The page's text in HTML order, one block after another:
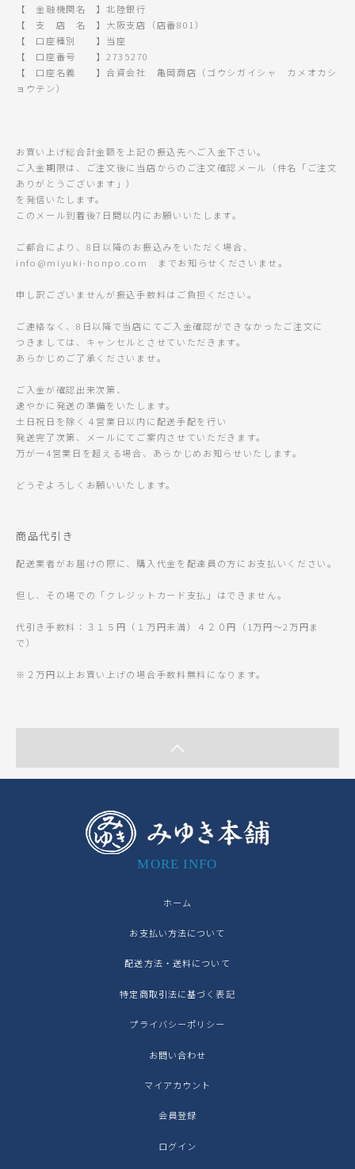
【 金融機関名 】北陸銀行
【 支 店 名 】大阪支店（店番801）
【 口座種別 】当座
【 口座番号 】2735270
【 口座名義 】合資会社 亀岡商店（ゴウシガイシャ カメオカシ
ョウテン）
お買い上げ総合計金額を上記の振込先へご入金下さい。
ご入金期限は、ご注文後に当店からのご注文確認メール（件名「ご注文
ありがとうございます」）
を発信いたします。
このメール到着後7日間以内にお願いいたします。
ご都合により、8日以降のお振込みをいただく場合、
info@miyuki-honpo.com までお知らせくださいませ。
申し訳ございませんが振込手数料はご負担ください。
ご連絡なく、8日以降で当店にてご入金確認ができなかったご注文に
つきましては、キャンセルとさせていただきます。
あらかじめご了承くださいませ。
ご入金が確認出来次第、
速やかに発送の準備をいたします。
土日祝日を除く４営業日以内に配送手配を行い
発送完了次第、メールにてご案内させていただきます。
万が一4営業日を超える場合、あらかじめお知らせいたします。
どうぞよろしくお願いいたします。
商品代引き
配送業者がお届けの際に、購入代金を配達員の方にお支払いください。
但し、その場での「クレジットカード支払」はできません。
代引き手数料：３１５円（１万円未満）４２０円（1万円～2万円ま
で）
※２万円以上お買い上げの場合手数料無料になります。
MORE INFO
ホーム
お支払い方法について
配送方法・送料について
特定商取引法に基づく表記
プライバシーポリシー
お問い合わせ
マイアカウント
会員登録
ログイン